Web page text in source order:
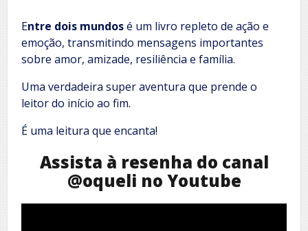
Entre dois mundosé um livro repleto de ação e
emoção, transmitindo mensagens importantes
sobre amor, amizade, resiliência e família.
Uma verdadeira super aventura que prende o
leitor do início ao fim.
É uma leitura que encanta!
Assista à resenha do canal
@oqueli no Youtube